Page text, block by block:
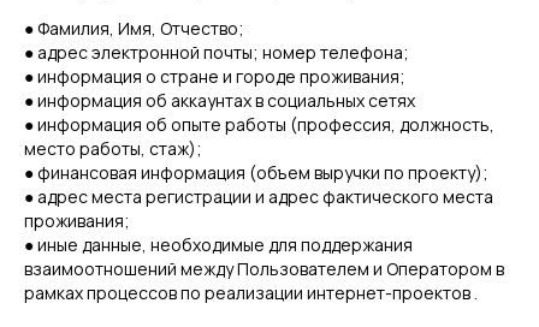
● Фамилия, Имя, Отчество;
● адрес электронной почты; номер телефона;
● информация о стране и городе проживания;
● информация об аккаунтах в социальных сетях
● информация об опыте работы (профессия, должность,
место работы, стаж);
● финансовая информация (объем выручки по проекту);
● адрес места регистрации и адрес фактического места
проживания;
● иные данные, необходимые для поддержания
взаимоотношений между Пользователем и Оператором в
рамках процессов по реализации интернет-проектов .